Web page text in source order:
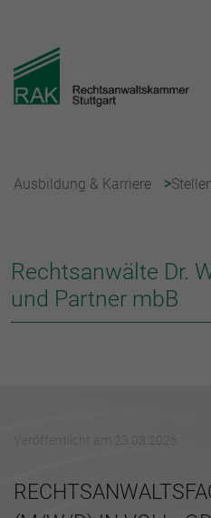
Ausbildung & Karriere
Rechtsanwälte Dr.
und Partner mbB
Veröffentlicht am 23.03.2026